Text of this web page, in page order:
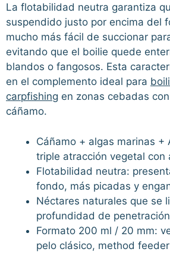
La flotabilidad neutra garantiza
suspendido justo por encima del
mucho más fácil de succionar
evitando que el boilie quede
blandos o fangosos. Esta
en el complemento ideal para
carpfishing en zonas cebadas
cáñamo.
Cáñamo + algas marinas +
triple atracción vegetal con
Flotabilidad neutra:
fondo, más picadas y
Néctares naturales que se
profundidad de
Formato 200 ml / 20 mm:
pelo clásico, method